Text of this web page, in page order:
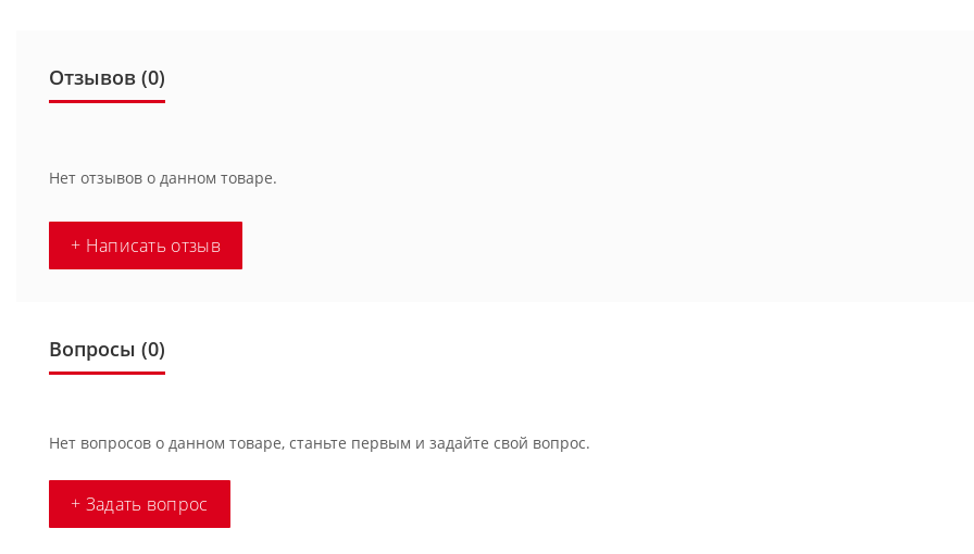
Отзывов (0)
Нет отзывов о данном товаре.
+ Написать отзыв
Вопросы (0)
Нет вопросов о данном товаре, станьте первым и задайте свой вопрос.
+ Задать вопрос